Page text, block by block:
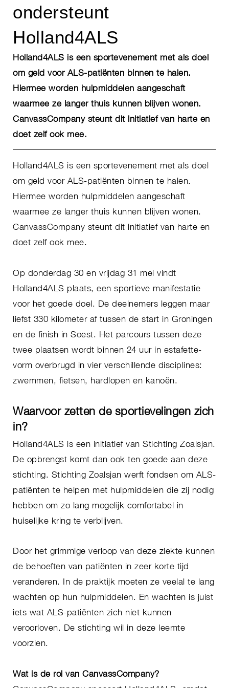
ondersteunt
Holland4ALS
Holland4ALS is een sportevenement met als doel
om geld voor ALS-patiënten binnen te halen.
Hiermee worden hulpmiddelen aangeschaft
waarmee ze langer thuis kunnen blijven wonen.
CanvassCompany steunt dit initiatief van harte en
doet zelf ook mee.
Holland4ALS is een sportevenement met als doel
om geld voor ALS-patiënten binnen te halen.
Hiermee worden hulpmiddelen aangeschaft
waarmee ze langer thuis kunnen blijven wonen.
CanvassCompany steunt dit initiatief van harte en
doet zelf ook mee.
Op donderdag 30 en vrijdag 31 mei vindt
Holland4ALS plaats, een sportieve manifestatie
voor het goede doel. De deelnemers leggen maar
liefst 330 kilometer af tussen de start in Groningen
en de finish in Soest. Het parcours tussen deze
twee plaatsen wordt binnen 24 uur in estafette-
vorm overbrugd in vier verschillende disciplines:
zwemmen, fietsen, hardlopen en kanoën.
Waarvoor zetten de sportievelingen zich
in?
Holland4ALS is een initiatief van Stichting Zoalsjan.
De opbrengst komt dan ook ten goede aan deze
stichting. Stichting Zoalsjan werft fondsen om ALS-
patiënten te helpen met hulpmiddelen die zij nodig
hebben om zo lang mogelijk comfortabel in
huiselijke kring te verblijven.
Door het grimmige verloop van deze ziekte kunnen
de behoeften van patiënten in zeer korte tijd
veranderen. In de praktijk moeten ze veelal te lang
wachten op hun hulpmiddelen. En wachten is juist
iets wat ALS-patiënten zich niet kunnen
veroorloven. De stichting wil in deze leemte
voorzien.
Wat is de rol van CanvassCompany?